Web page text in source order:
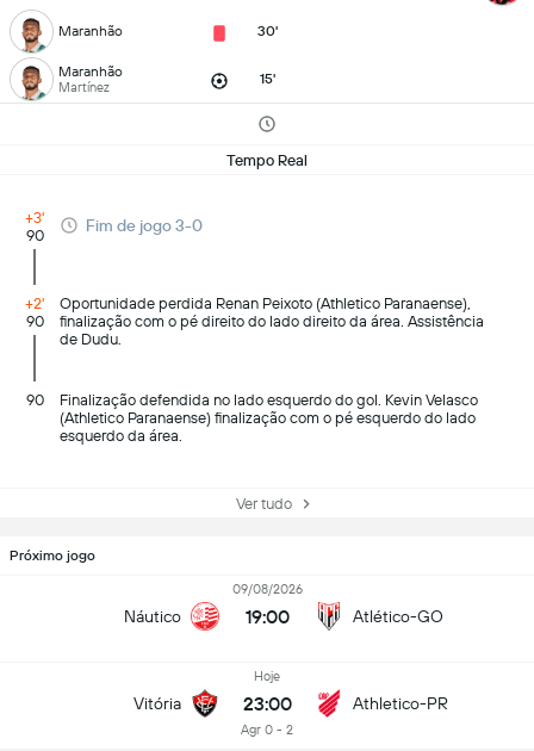
Maranhão 30'
Maranhão
Martínez 15'
Tempo Real
+3'
90
Fim de jogo 3-0
+2'
90
Oportunidade perdida Renan Peixoto (Athletico Paranaense),
finalização com o pé direito do lado direito da área. Assistência
de Dudu.
90
Finalização defendida no lado esquerdo do gol. Kevin Velasco
(Athletico Paranaense) finalização com o pé esquerdo do lado
esquerdo da área.
Ver tudo
Próximo jogo
Náutico
09/08/2026
19:00 Atlético-GO
Vitória
Hoje
23:00
Agr 0 - 2
Athletico-PR